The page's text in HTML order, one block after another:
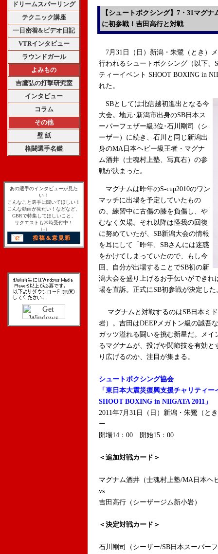
ドリームスパーリング
テクニック講座
一日密着&ビデオ日記
VTRインタビュー
ラウンドガール
よみもの
吉鷹弘の打撃研究室
インタビュー
コラム
その他
壁 紙
格闘選手名鑑
あの選手のインタビューが見た
い！
こんなこと選手に聞いてほしい！
こんな動画が見たい！などなど、
GBRで特集してほしいこと、
リクエストも常時受付中！
↓↓↓
【シュートボクシング】7・31マグ
に初参戦！吉田高行と対戦
7月31日（日）新潟・朱鷺（とき）
行われるシュートボクシング（以下、
ティーイベント SHOOT BOXING in
れた。
SBとしては北信越初進出となる今
大会。地元･新潟市出身のSB日本ス
ーパーフェザー級3位･石川剛司（シ
ーザー）に続き、石川と同じ新潟出
身のMA日本ヘビー級王者・マグナ
ム酒井（士魂村上塾、写真右）の参
戦が決まった。
マグナムは昨年のS-cup2010のワン
マッチに出場を予定していたもの
の、練習中に古傷の膝を負傷し、や
むなく欠場。それ以降は怪我の回復
に努めていたが、SB新潟大会の情報
を耳にして「昨年、SBさんには迷惑
をかけてしまっていたので、もし今
回、自分が出場することでSB初の新
潟大会を盛り上げるお手伝いができ
場を直訴。正式にSB初参戦が決定した
マグナムと対戦するのはSB日本ミ
岩）。吉田はDEEPメガトン級の誠吾
ガッツ溢れる闘いを挑む新星だ。メ
るマグナムが、投げや関節技を有効
り広げるのか、注目が集まる。
シュートボクシング協会
「東日本大震災復興支援チャリティー
SHOOT BOXING in NIIGATA 2011」
2011年7月31日（日）新潟・朱鷺（と
ー
開場14：00 開始15：00
＜追加対戦カード＞
マグナム酒井（士魂村上塾/MA日本ヘ
vs
吉田高行（シーザージム新小岩）
＜決定対戦カード＞
石川剛司（シーザー/SB日本スーパー